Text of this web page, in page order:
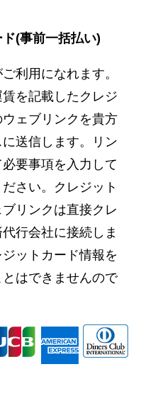
(事前一括払い)
利用になれます。
を記載したクレジ
ェブリンクを貴方
送信します。リン
要事項を入力して
さい。クレジット
リンクは直接クレ
行会社に接続しま
ットカード情報を
はできませんので